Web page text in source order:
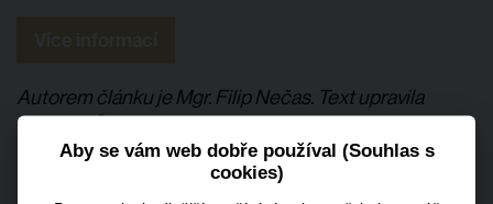
Autorem článku je Mgr. Filip Nečas. Text upravila
Kristýna Špačková.
Aby se vám web dobře používal (Souhlas s
cookies)